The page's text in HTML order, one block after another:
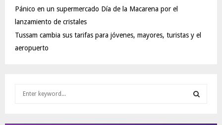
Pánico en un supermercado Día de la Macarena por el
lanzamiento de cristales
Tussam cambia sus tarifas para jóvenes, mayores, turistas y el
aeropuerto